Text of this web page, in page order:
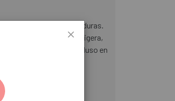
y quemaduras.
cómoda y ultraligera,
para acompañarte incluso en